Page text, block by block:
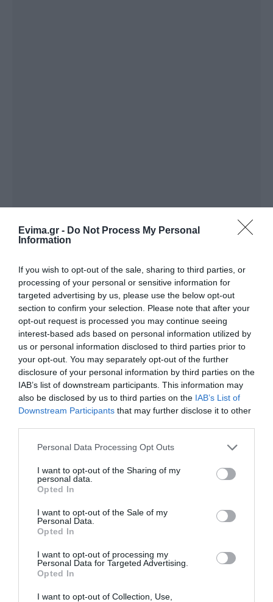
Evima.gr - Do Not Process My Personal
Information
If you wish to opt-out of the sale, sharing to third parties, or
processing of your personal or sensitive information for
targeted advertising by us, please use the below opt-out
section to confirm your selection. Please note that after your
opt-out request is processed you may continue seeing
interest-based ads based on personal information utilized by
us or personal information disclosed to third parties prior to
your opt-out. You may separately opt-out of the further
disclosure of your personal information by third parties on the
IAB’s list of downstream participants. This information may
also be disclosed by us to third parties on the IAB’s List of
Downstream Participants that may further disclose it to other
Please note that this website/app uses one or more Google
not limited to your visit or usage behaviour. You may click to
grant or deny consent to Google and its third-party tags to
use your data for below specified purposes in below Google
consent section.
Personal Data Processing Opt Outs
I want to opt-out of the Sharing of my
personal data.
Opted In
I want to opt-out of the Sale of my
Personal Data.
Opted In
I want to opt-out of processing my
Personal Data for Targeted Advertising.
Opted In
I want to opt-out of Collection, Use,
Μεγάλο πανηγύρι στην Εύβοια: Πλημμύρισε με
κόσμο η Φαράκλα (pics&vid)
Εύβοια: Ηχηρό μήνυμα πέντε χρόνια μετά τη
μεγάλη καταστροφή του 2021
Εύβοια: Γυναίκα έπεσε θύμα διαδικτυακής
απάτης – Πλήρωσε για τρακτέρ που δεν
παρέλαβε
Τραγωδία στην Εύβοια: Άνδρας ανασύρθηκε
Ακολουθήστε το evima.gr στο
Διαβάστε όλες τις
ειδήσεις για την Εύβοια
Διαβάστε όλες τιςτελευταίες ειδήσεις
για την
Ελλάδακαι τονΚόσμο evima.gr
ΕΥΒΟΙΑ
ΛΕΙΨΥΔΡΙΑ ΝΕΑ ΕΥΒΟΙΑ